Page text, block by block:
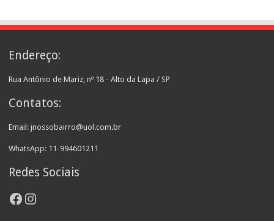
Endereço:
Rua Antônio de Mariz, nº 18 - Alto da Lapa / SP
Contatos:
Email: jnossobairro@uol.com.br
WhatsApp: 11-994601211
Redes Sociais
Facebook
Instagram